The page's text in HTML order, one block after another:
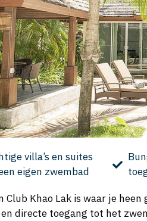
villa’s en suites
eigen zwembad
Club Khao Lak is waar je
directe toegang tot het